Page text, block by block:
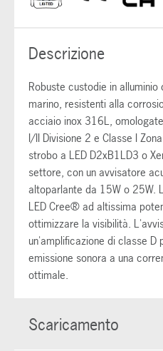
Descrizione
Robuste custodie in
marino, resistenti alla
acciaio inox 316L,
I/II Divisione 2 e Classe I
strobo a LED D2xB1LD3 o
settore, con un avvisatore
altoparlante da 15W o 25W.
LED Cree® ad altissima
ottimizzare la visibilità.
un'amplificazione di classe D
emissione sonora a una
ottimale.
Scaricamento